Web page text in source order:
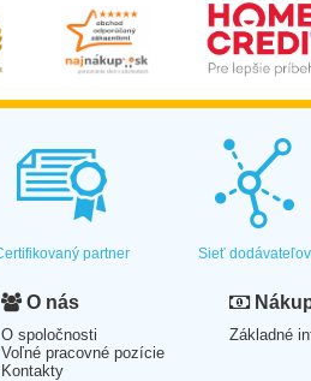
partner Sieť dodávateľov
O nás
O spoločnosti
Voľné pracovné pozície
Kontakty
Základné